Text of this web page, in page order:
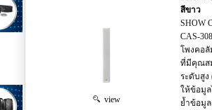
view
สีขาว
SHOW
CAS-
โพงคอลั
ที่มีคุณส
ระดับสูง
ให้ข้อมู
ย้ำข้อมู